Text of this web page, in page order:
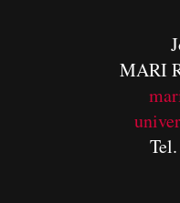
MARI